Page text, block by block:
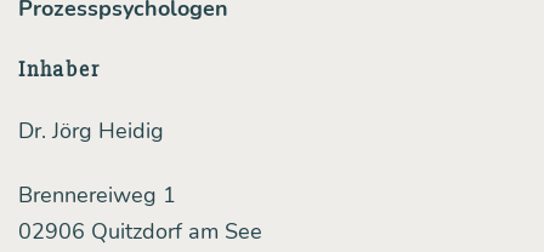
Prozesspsychologen
Inhaber
Dr. Jörg Heidig
Brennereiweg 1
02906 Quitzdorf am See